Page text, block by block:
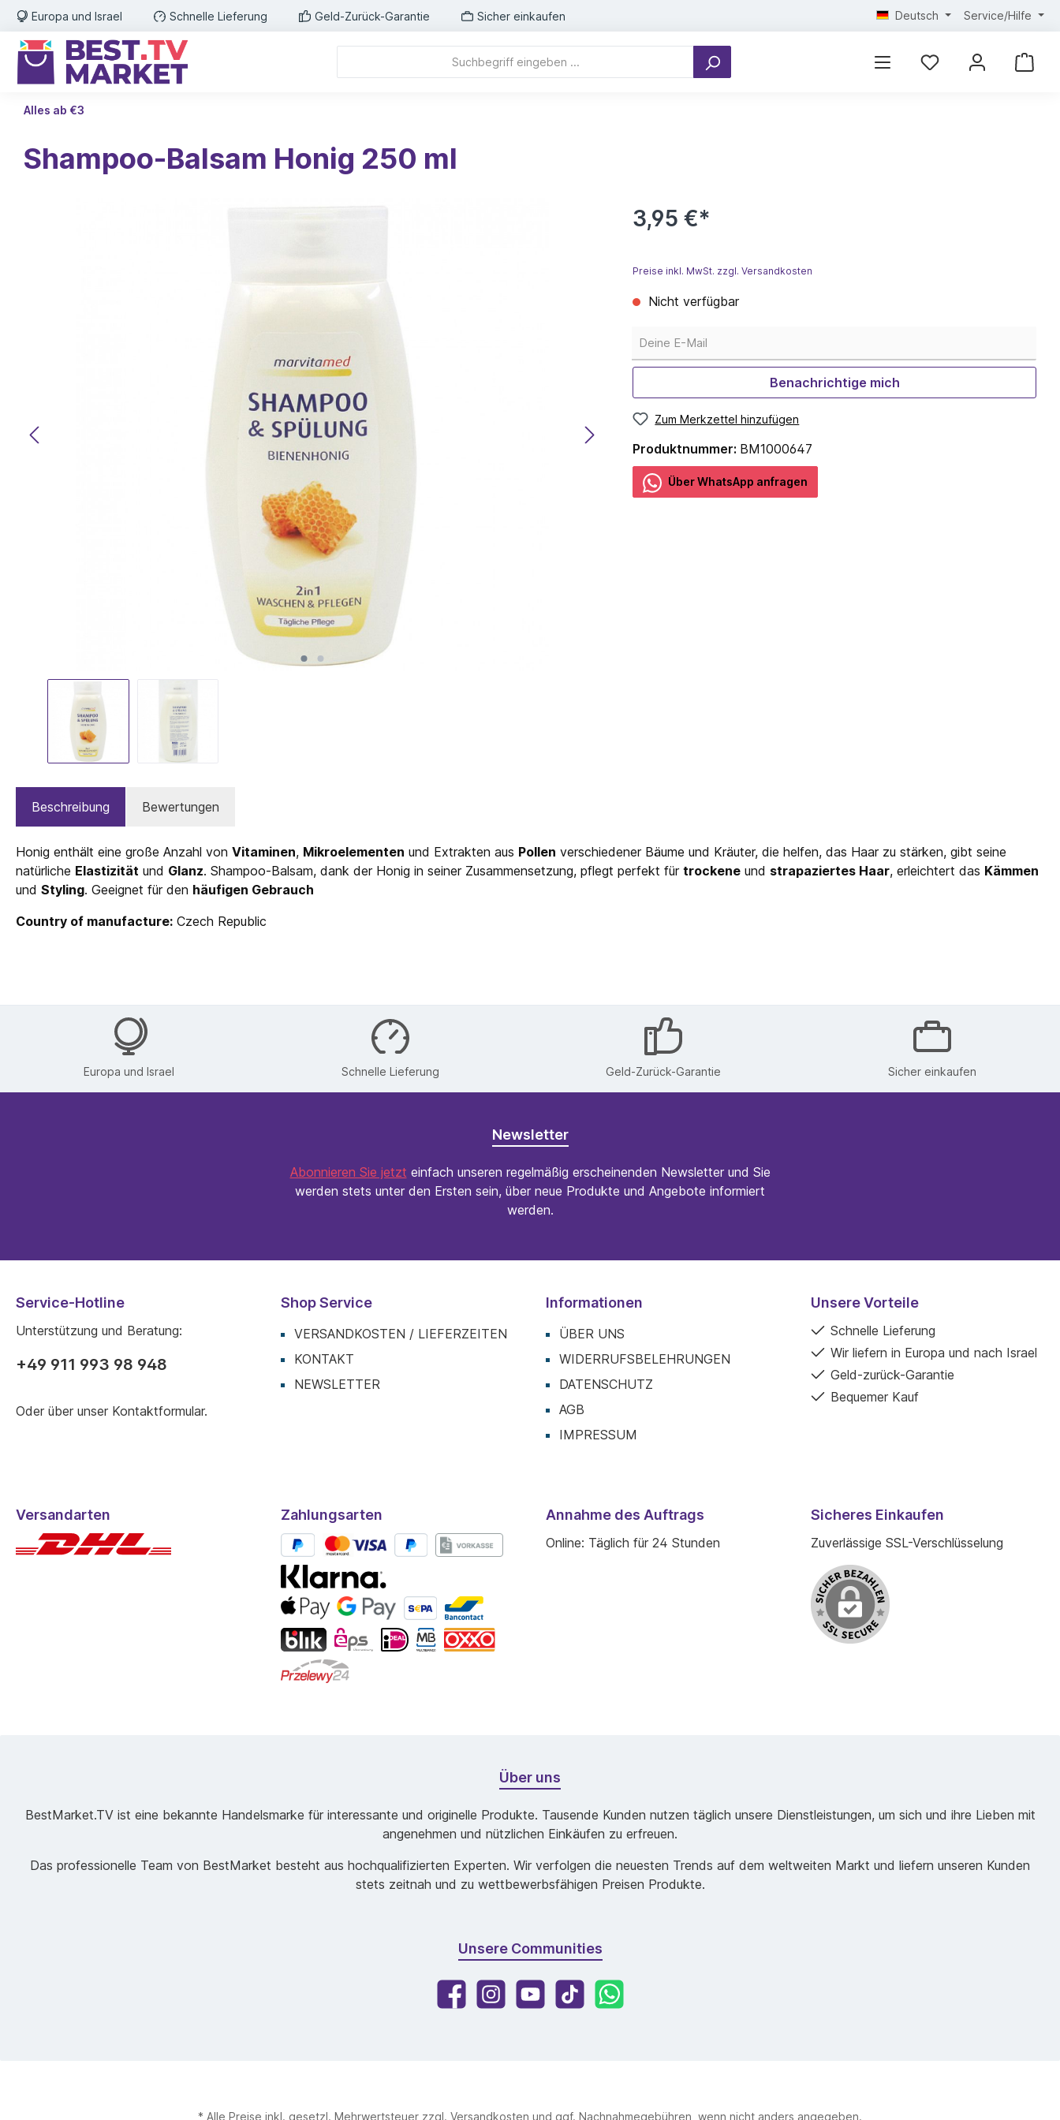
Europa und Israel Schnelle Lieferung Geld-Zurück-Garantie Sicher einkaufen Deutsch Service/Hilfe
Alles ab €3
Shampoo-Balsam Honig 250 ml
3,95 €*
Preise inkl. MwSt. zzgl. Versandkosten
Nicht verfügbar
Benachrichtige mich
Zum Merkzettel hinzufügen
Produktnummer: BM1000647
Über WhatѕApp anfragеn
Beschreibung Bewertungen
Honig enthält eine große Anzahl von Vitaminen, Mikroelementen und Extrakten aus Pollen verschiedener Bäume und Kräuter, die helfen, das Haar zu stärken, gibt seine
natürliche Elastizität und Glanz. Shampoo-Balsam, dank der Honig in seiner Zusammensetzung, pflegt perfekt für trockene und strapaziertes Haar, erleichtert das Kämmen
und Styling. Geeignet für den häufigen Gebrauch
Country of manufacture: Czech Republic
Europa und Israel Schnelle Lieferung Geld-Zurück-Garantie Sicher einkaufen
Newsletter
Abonnieren Sie jetzt einfach unseren regelmäßig erscheinenden Newsletter und Sie
werden stets unter den Ersten sein, über neue Produkte und Angebote informiert
werden.
Service-Hotline
Unterstützung und Beratung:
+49 911 993 98 948
Oder über unser Kontaktformular.
Shop Service
VERSANDKOSTEN / LIEFERZEITEN
KONTAKT
NEWSLETTER
Informationen
ÜBER UNS
WIDERRUFSBELEHRUNGEN
DATENSCHUTZ
AGB
IMPRESSUM
Unsere Vorteile
Schnelle Lieferung
Wir liefern in Europa und nach Israel
Geld-zurück-Garantie
Bequemer Kauf
Versandarten Zahlungsarten Annahme des Auftrags
Online: Täglich für 24 Stunden
Sicheres Einkaufen
Zuverlässige SSL-Verschlüsselung
Über uns
BestMarket.TV ist eine bekannte Handelsmarke für interessante und originelle Produkte. Tausende Kunden nutzen täglich unsere Dienstleistungen, um sich und ihre Lieben mit
angenehmen und nützlichen Einkäufen zu erfreuen.
Das professionelle Team von BestMarket besteht aus hochqualifizierten Experten. Wir verfolgen die neuesten Trends auf dem weltweiten Markt und liefern unseren Kunden
stets zeitnah und zu wettbewerbsfähigen Preisen Produkte.
Unsere Communities
* Alle Preise inkl. gesetzl. Mehrwertsteuer zzgl. Versandkosten und ggf. Nachnahmegebühren, wenn nicht anders angegeben.